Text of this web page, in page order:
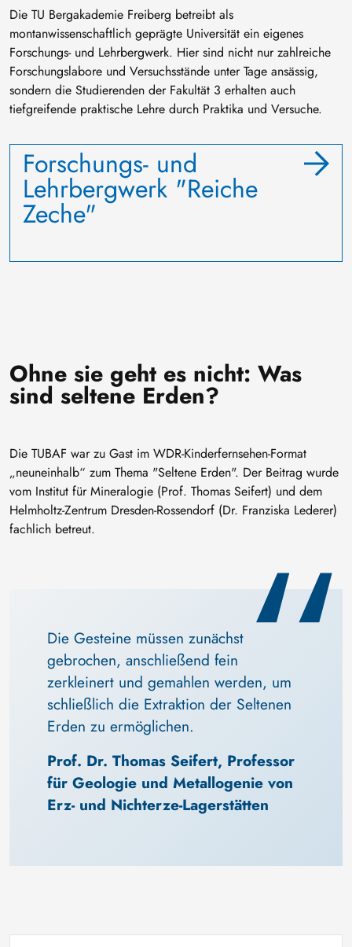
Die TU Bergakademie Freiberg betreibt als
montanwissenschaftlich geprägte Universität ein eigenes
Forschungs- und Lehrbergwerk. Hier sind nicht nur zahlreiche
Forschungslabore und Versuchsstände unter Tage ansässig,
sondern die Studierenden der Fakultät 3 erhalten auch
tiefgreifende praktische Lehre durch Praktika und Versuche.
Forschungs- und
Lehrbergwerk "Reiche
Zeche"
Ohne sie geht es nicht: Was
sind seltene Erden?
Die TUBAF war zu Gast im WDR-Kinderfernsehen-Format
„neuneinhalb“ zum Thema "Seltene Erden". Der Beitrag wurde
vom Institut für Mineralogie (Prof. Thomas Seifert) und dem
Helmholtz-Zentrum Dresden-Rossendorf (Dr. Franziska Lederer)
fachlich betreut.
Die Gesteine müssen zunächst
gebrochen, anschließend fein
zerkleinert und gemahlen werden, um
schließlich die Extraktion der Seltenen
Erden zu ermöglichen.
Prof. Dr. Thomas Seifert, Professor
für Geologie und Metallogenie von
Erz- und Nichterze-Lagerstätten